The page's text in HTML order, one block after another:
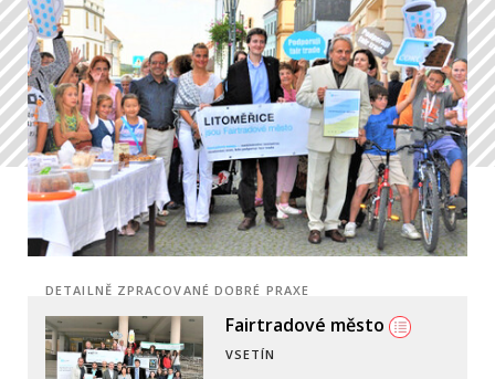
DETAILNĚ ZPRACOVANÉ DOBRÉ PRAXE
Fairtradové město
VSETÍN